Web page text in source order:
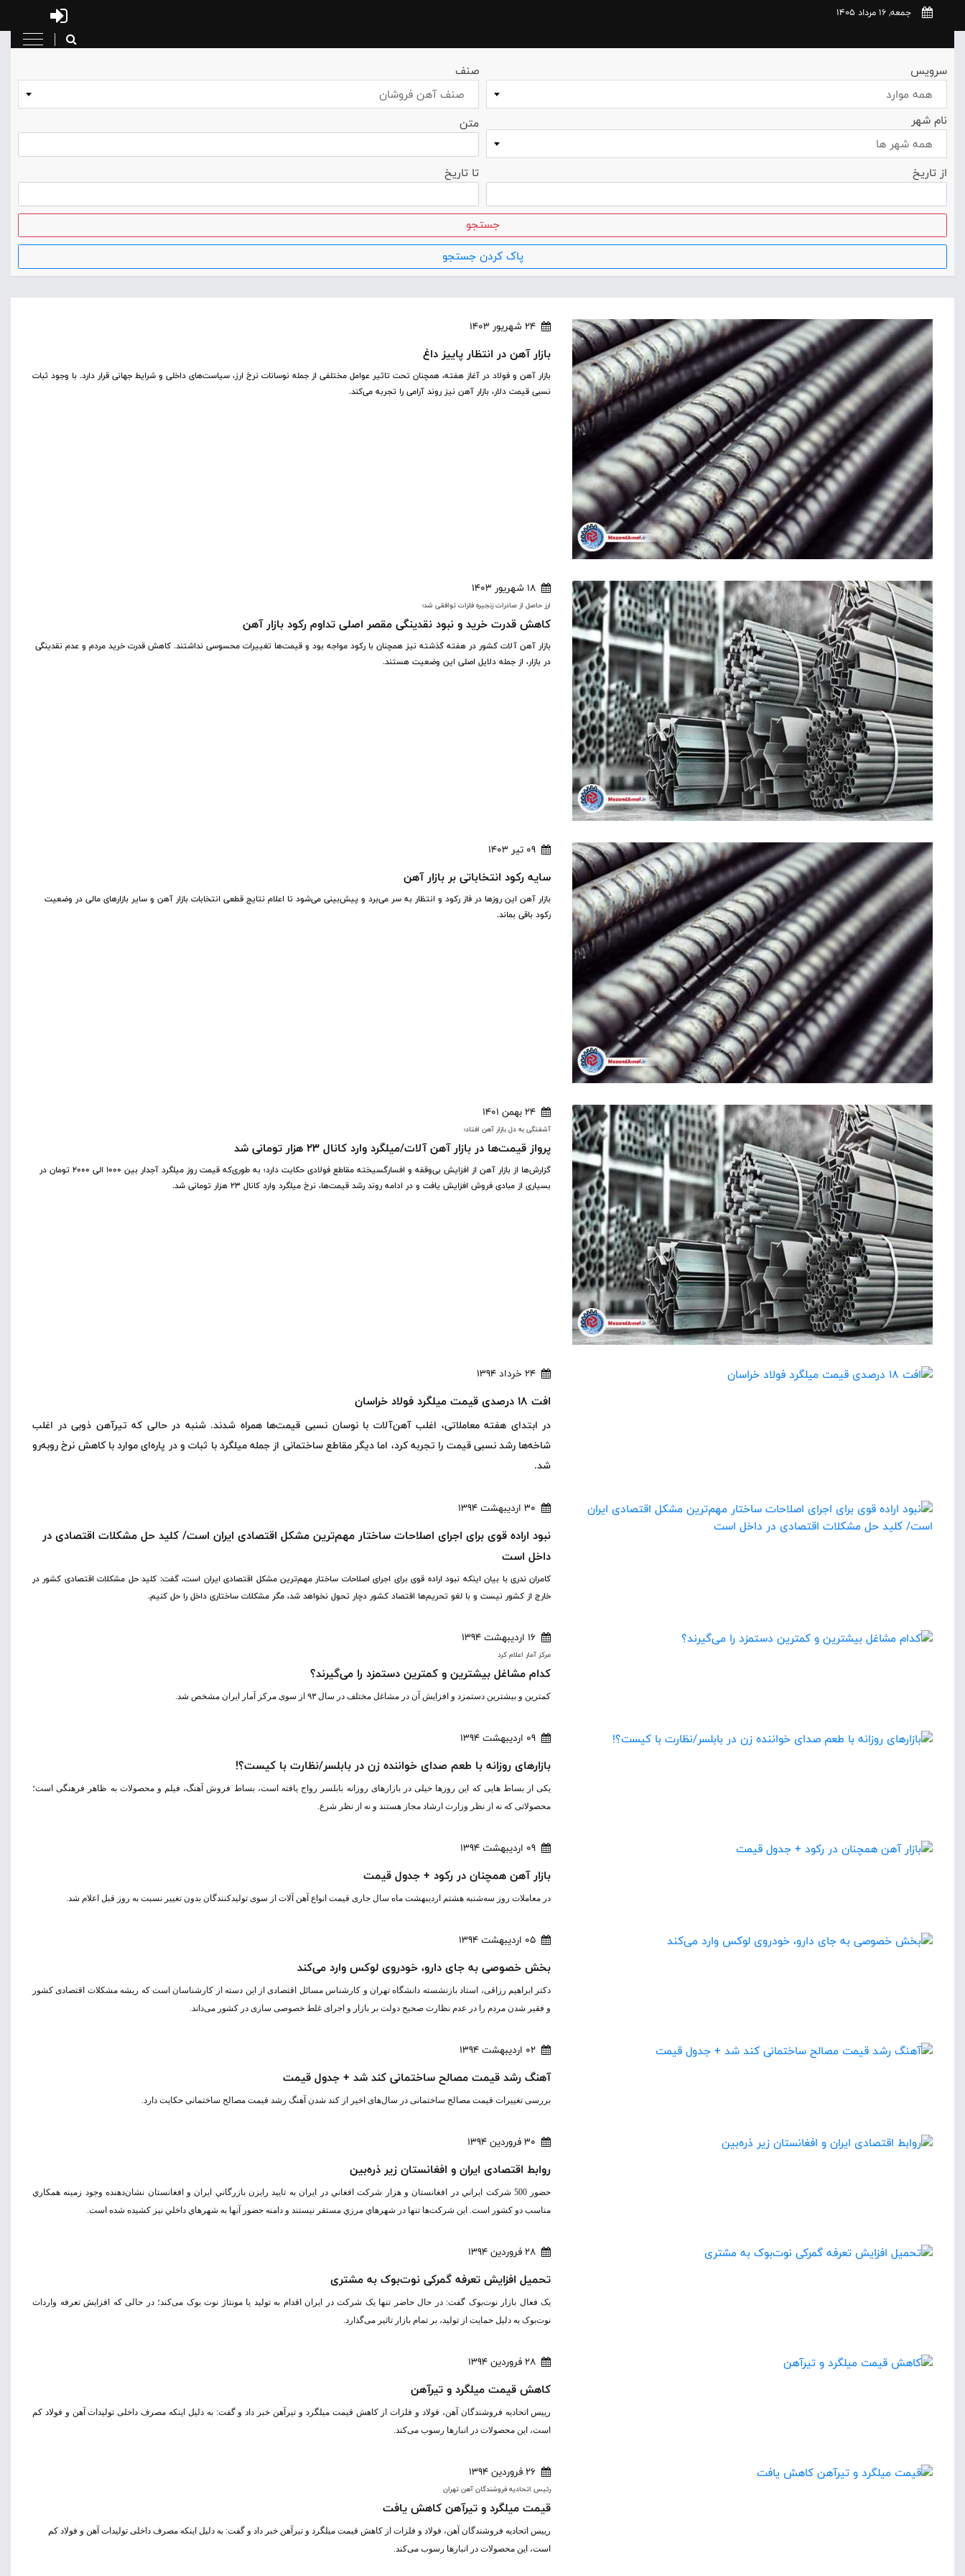
جمعه, 16 مرداد 1405
سرویس
همه موارد
صنف
صنف آهن فروشان
نام شهر
همه شهر ها
متن
از تاریخ تا تاریخ
جستجو
پاک کردن جستجو
24 شهریور 1403
بازار آهن در انتظار پاییز داغ
بازار آهن و فولاد در آغاز هفته، همچنان تحت تاثیر عوامل مختلفی از جمله نوسانات نرخ ارز، سیاست‌های داخلی و شرایط جهانی قرار دارد. با وجود ثبات
نسبی قیمت دلار، بازار آهن نیز روند آرامی را تجربه می‌کند.
18 شهریور 1403
ارز حاصل از صادرات زنجیره فلزات توافقی شد؛
کاهش قدرت خرید و نبود نقدینگی مقصر اصلی تداوم رکود بازار آهن
بازار آهن آلات کشور در هفته گذشته نیز همچنان با رکود مواجه بود و قیمت‌ها تغییرات محسوسی نداشتند. کاهش قدرت خرید مردم و عدم نقدینگی
در بازار، از جمله دلایل اصلی این وضعیت هستند.
09 تیر 1403
سایه رکود انتخاباتی بر بازار آهن
بازار آهن این روزها در فاز رکود و انتظار به سر می‌برد و پیش‌بینی می‌شود تا اعلام نتایج قطعی انتخابات بازار آهن و سایر بازارهای مالی در وضعیت
رکود باقی بماند.
24 بهمن 1401
آشفتگی به دل بازار آهن افتاد؛
پرواز قیمت‌ها در بازار آهن آلات/میلگرد وارد کانال ۲۳ هزار تومانی شد
گزارش‌ها از بازار آهن از افزایش بی‌وقفه و افسارگسیخته مقاطع فولادی حکایت دارد؛ به طوری‌که قیمت روز میلگرد آجدار بین ۱۰۰۰ الی ۲۰۰۰ تومان در
بسیاری از مبادی فروش افزایش یافت و در ادامه روند رشد قیمت‌ها، نرخ میلگرد وارد کانال ۲۳ هزار تومانی شد.
24 خرداد 1394
افت 18 درصدی قیمت میلگرد فولاد خراسان
در ابتدای هفته معاملاتی، اغلب آهن‌آلات با نوسان نسبی قیمت‌ها همراه شدند. شنبه در حالی که تیرآهن ذوبی در اغلب
شاخه‌ها رشد نسبی قیمت را تجربه کرد، اما دیگر مقاطع ساختمانی از جمله میلگرد با ثبات و در پاره‌ای موارد با کاهش نرخ روبه‌رو
شد.
30 اردیبهشت 1394
نبود اراده قوی برای اجرای اصلاحات ساختار مهم‌ترین مشکل اقتصادی ایران است/ کلید حل مشکلات اقتصادی در
داخل است
کامران ندری با بیان اینکه نبود اراده قوی برای اجرای اصلاحات ساختار مهم‌ترین مشکل اقتصادی ایران است، گفت: کلید حل مشکلات اقتصادی کشور در
خارج از کشور نیست و با لغو تحریم‌ها اقتصاد کشور دچار تحول نخواهد شد، مگر مشکلات ساختاری داخل را حل کنیم.
16 اردیبهشت 1394
مرکز آمار اعلام کرد
کدام مشاغل بیشترین و کمترین دستمزد را می‌گیرند؟
کمترین و بیشترین دستمزد و افزایش آن در مشاغل مختلف در سال ۹۳ از سوی مرکز آمار ایران مشخص شد.
09 اردیبهشت 1394
بازارهای روزانه با طعم صدای خواننده زن در بابلسر/نظارت با کیست؟!
یکی از بساط‌ هایی که این روزها خیلی در بازارهای روزانه بابلسر رواج یافته است، بساط فروش آهنگ، فیلم و محصولات به ظاهر فرهنگی است؛
محصولاتی که نه از نظر وزارت ارشاد مجاز هستند و نه از نظر شرع.
09 اردیبهشت 1394
بازار آهن همچنان در رکود + جدول قیمت
در معاملات روز سه‌شنبه هشتم اردیبهشت ماه سال جاری قیمت انواع آهن آلات از سوی تولید‌کنندگان بدون تغییر نسبت به روز قبل اعلام شد.
05 اردیبهشت 1394
بخش خصوصی به جای دارو، خودروی لوکس وارد می‌کند
دکتر ابراهیم رزاقی، استاد بازنشسته دانشگاه تهران و کار‌شناس مسائل اقتصادی از این دسته از کار‌شناسان است که ریشه مشکلات اقتصادی کشور
و فقیر شدن مردم را در عدم نظارت صحیح دولت بر بازار و اجرای غلط خصوصی سازی در کشور می‌داند.
02 اردیبهشت 1394
آهنگ رشد قیمت مصالح ساختمانی کند شد + جدول قیمت
بررسی تغییرات قیمت مصالح ساختمانی در سال‌های اخیر از کند شدن آهنگ رشد قیمت مصالح ساختمانی حکایت دارد.
30 فروردین 1394
روابط اقتصادی ايران و افغانستان زير ذره‌بين
حضور 500 شركت ايراني در افغانستان و هزار شركت افغاني در ايران به تاييد رايزن بازرگاني ايران و افغانستان نشان‌دهنده وجود زمينه همكاري
مناسب دو كشور است. اين شركت‌ها تنها در شهرهاي مرزي مستقر نيستند و دامنه حضور آنها به شهرهاي داخلي نيز كشيده شده است.
28 فروردین 1394
تحمیل افزایش تعرفه گمرکی نوت‌بوک به مشتری
یک فعال بازار نوت‌بوک گفت: در حال حاضر تنها یک شرکت در ایران اقدام به تولید یا مونتاژ نوت بوک می‌کند؛ در حالی که افزایش تعرفه واردات
نوت‌بوک به دلیل حمایت از تولید، بر تمام بازار تاثیر می‌گذارد.
28 فروردین 1394
کاهش قیمت میلگرد و تیرآهن
رییس اتحادیه فروشندگان آهن، فولاد و فلزات از کاهش قیمت میلگرد و تیرآهن خبر داد و گفت: به دلیل اینکه مصرف داخلی تولیدات آهن و فولاد کم
است، این محصولات در انبارها رسوب می‌کند.
26 فروردین 1394
رئيس اتحاديه فروشندگان آهن تهران
قیمت میلگرد و تیرآهن کاهش یافت
رییس اتحادیه فروشندگان آهن، فولاد و فلزات از کاهش قیمت میلگرد و تیرآهن خبر داد و گفت: به دلیل اینکه مصرف داخلی تولیدات آهن و فولاد کم
است، این محصولات در انبارها رسوب می‌کند.